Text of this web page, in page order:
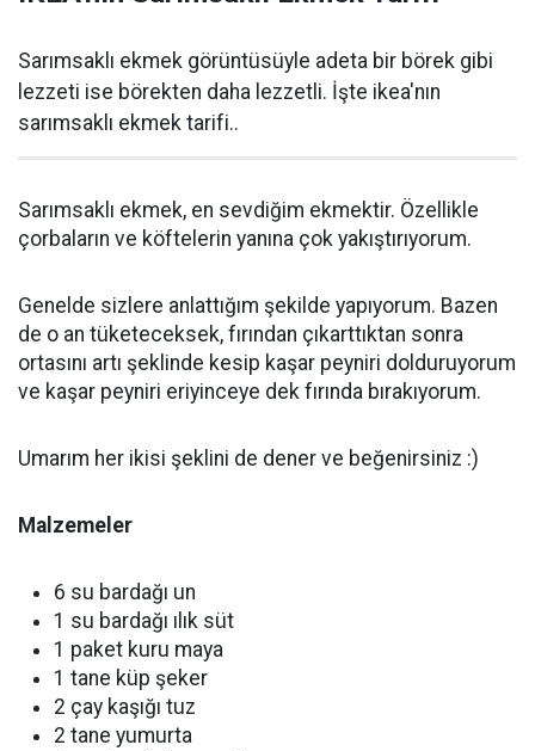
Sarımsaklı ekmek görüntüsüyle adeta bir börek gibi
lezzeti ise börekten daha lezzetli. İşte ikea'nın
sarımsaklı ekmek tarifi..
Sarımsaklı ekmek, en sevdiğim ekmektir. Özellikle
çorbaların ve köftelerin yanına çok yakıştırıyorum.
Genelde sizlere anlattığım şekilde yapıyorum. Bazen
de o an tüketeceksek, fırından çıkarttıktan sonra
ortasını artı şeklinde kesip kaşar peyniri dolduruyorum
ve kaşar peyniri eriyinceye dek fırında bırakıyorum.
Umarım her ikisi şeklini de dener ve beğenirsiniz :)
Malzemeler
6 su bardağı un
1 su bardağı ılık süt
1 paket kuru maya
1 tane küp şeker
2 çay kaşığı tuz
2 tane yumurta